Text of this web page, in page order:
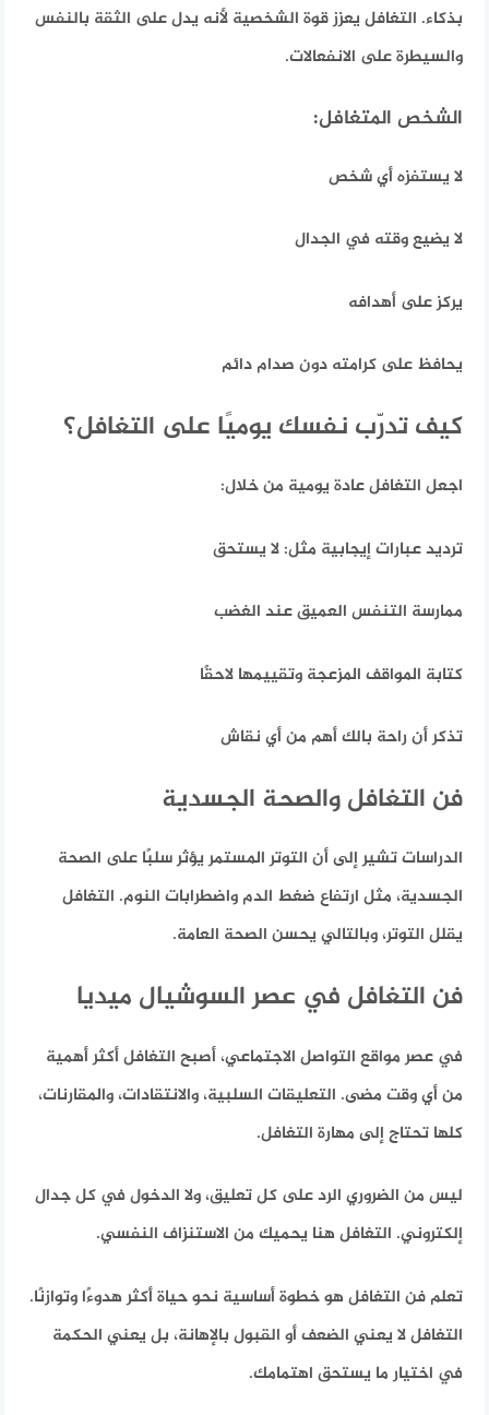
بذكاء. التغافل يعزز قوة الشخصية لأنه يدل على الثقة بالنفس
والسيطرة على الانفعالات.
الشخص المتغافل:
لا يستفزه أي شخص
لا يضيع وقته في الجدال
يركز على أهدافه
يحافظ على كرامته دون صدام دائم
كيف تدرّب نفسك يوميًا على التغافل؟
اجعل التغافل عادة يومية من خلال:
ترديد عبارات إيجابية مثل: لا يستحق
ممارسة التنفس العميق عند الغضب
كتابة المواقف المزعجة وتقييمها لاحقًا
تذكر أن راحة بالك أهم من أي نقاش
فن التغافل والصحة الجسدية
الدراسات تشير إلى أن التوتر المستمر يؤثر سلبًا على الصحة
الجسدية، مثل ارتفاع ضغط الدم واضطرابات النوم. التغافل
يقلل التوتر، وبالتالي يحسن الصحة العامة.
فن التغافل في عصر السوشيال ميديا
في عصر مواقع التواصل الاجتماعي، أصبح التغافل أكثر أهمية
من أي وقت مضى. التعليقات السلبية، والانتقادات، والمقارنات،
كلها تحتاج إلى مهارة التغافل.
ليس من الضروري الرد على كل تعليق، ولا الدخول في كل جدال
إلكتروني. التغافل هنا يحميك من الاستنزاف النفسي.
تعلم فن التغافل هو خطوة أساسية نحو حياة أكثر هدوءًا وتوازنًا.
التغافل لا يعني الضعف أو القبول بالإهانة، بل يعني الحكمة
في اختيار ما يستحق اهتمامك.